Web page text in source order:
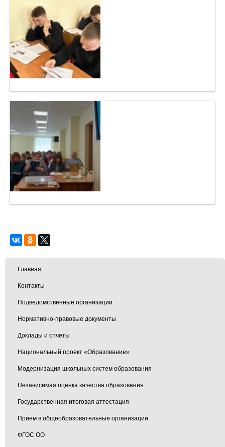
Главная
Контакты
Подведомственные организации
Нормативно-правовые документы
Доклады и отчеты
Национальный проект «Образование»
Модернизация школьных систем образования
Независимая оценка качества образования
Государственная итоговая аттестация
Прием в общеобразовательные организации
ФГОС ОО